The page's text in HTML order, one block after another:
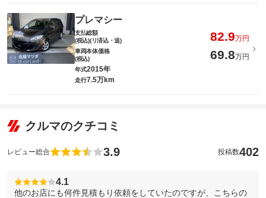
プレマシー
支払総額
(税込)(リ済込・追)
82.9万円
車両本体価格
(税込)
69.8万円
年式2015年
走行7.5万km
クルマのクチコミ
レビュー総合 3.9 投稿数402
4.1
他のお店にも何件見積もり依頼をしていたのですが、こちらの